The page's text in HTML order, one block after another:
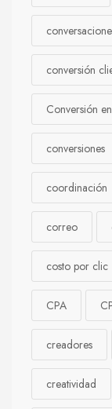
conversión
Conversión
conversiones
coordinación
correo
costo por clic
CPA
creadores
creatividad